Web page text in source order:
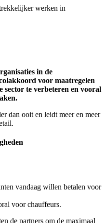
in de
voor maatregelen
sector te verbeteren en vooral
dan ooit en leidt meer en meer
vandaag willen betalen voor
voor chauffeurs.
de partners om de maximaal